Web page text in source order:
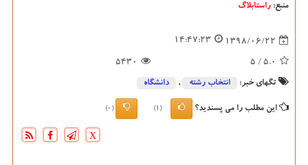
منبع: راستابلاگ
1398/06/22
14:47:23
5.0
/ 5
5430
تگهای خبر: انتخاب رشته , دانشگاه‌
این مطلب را می پسندید؟ (1)
(0)
X